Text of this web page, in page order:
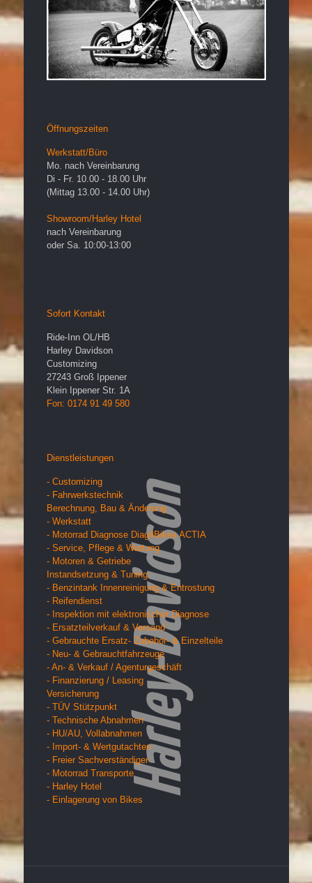
Öffnungszeiten
Werkstatt/Büro
Mo. nach Vereinbarung
Di - Fr. 10.00 - 18.00 Uhr
(Mittag 13.00 - 14.00 Uhr)
Showroom/Harley Hotel
nach Vereinbarung
oder Sa. 10:00-13:00
Sofort Kontakt
Ride-Inn OL/HB
Harley Davidson
Customizing
27243 Groß Ippener
Klein Ippener Str. 1A
Fon: 0174 91 49 580
Dienstleistungen
- Customizing
- Fahrwerkstechnik
Berechnung, Bau & Änderung
- Werkstatt
- Motorrad Diagnose Diag4Bikes ACTIA
- Service, Pflege & Wartung
- Motoren & Getriebe
Instandsetzung & Tuning
- Benzintank Innenreinigung & Entrostung
- Reifendienst
- Inspektion mit elektronischer Diagnose
- Ersatzteilverkauf & Versand
- Gebrauchte Ersatz- Zubehör- & Einzelteile
- Neu- & Gebrauchtfahrzeuge
- An- & Verkauf / Agenturgeschäft
- Finanzierung / Leasing
Versicherung
- TÜV Stützpunkt
- Technische Abnahmen
- HU/AU, Vollabnahmen
- Import- & Wertgutachten
- Freier Sachverständiger
- Motorrad Transporte
- Harley Hotel
- Einlagerung von Bikes